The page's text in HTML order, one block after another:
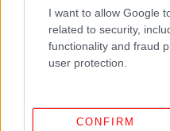
I want to allow Google
related to security,
functionality and fraud
user protection.
CONFIRM